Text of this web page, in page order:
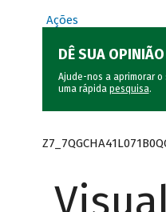
Ações
DÊ SUA OPINIÃO
Ajude-nos a aprimorar o
uma rápida pesquisa.